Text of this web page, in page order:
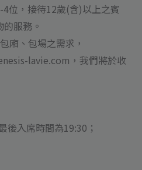
位，接待12歲(含)以上之賓
服務。
廂、包場之需求，
lavie.com，我們將於收
後入席時間為19:30；